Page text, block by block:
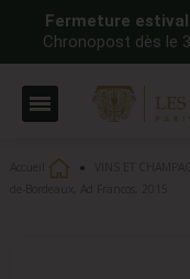
Fermeture
Chronopost dès le